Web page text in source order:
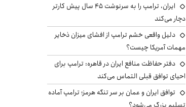
ایران، ترامپ را به سرنوشت ۴۵ سال پیش کارتر
دچار می‌کند
دلیل واقعی خشم ترامپ از افشای میزان ذخایر
مهمات آمریکا چیست؟
دفتر حفاظت منافع ایران در قاهره: ترامپ برای
احیای توافق قبلی التماس می‌کند
توافق ایران و عمان بر سر تنگه هرمز؛ ترامپ آماده